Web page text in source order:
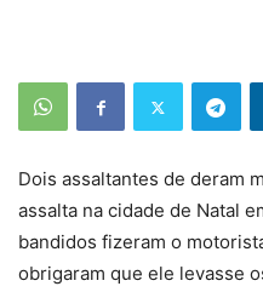
Dois assaltantes de deram
assalta na cidade de Natal
bandidos fizeram o
obrigaram que ele levasse